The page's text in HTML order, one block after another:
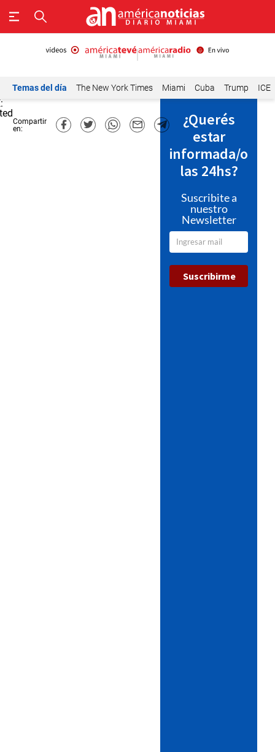
Temas del día The New York Times Miami Cuba Trump ICE
Compartir
en:
¿Querés
estar
informada/o
las 24hs?
Suscribite a
nuestro
Newsletter
Suscribirme